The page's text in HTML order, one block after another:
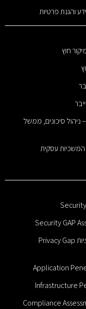
GRC – Governance, Risk & Compliance – ניהול סיכונים, ממשל
סקר פערים להגנת הפרטיות באתרים ואפליקציות Privacy Gap